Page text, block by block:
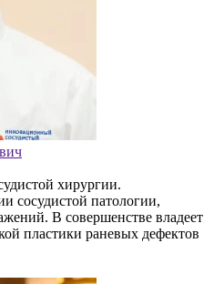
хирургии.
сосудистой патологии,
В совершенстве владеет
пластики раневых дефектов